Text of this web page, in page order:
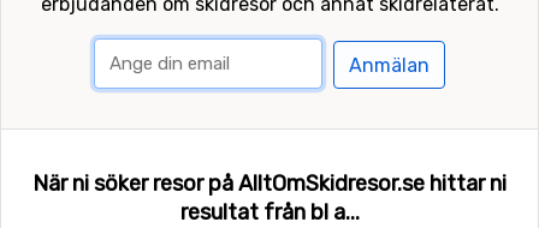
erbjudanden om skidresor och annat skidrelaterat.
Anmälan
När ni söker resor på AlltOmSkidresor.se hittar ni
resultat från bl a...